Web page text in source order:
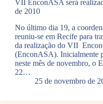
VII EnconASA será
de 2010
No último dia 19, a
reuniu-se em Recife para
da realização do VII
(EnconASA). Inicialmente
neste mês de novembro, o
22…
25 de novembro de